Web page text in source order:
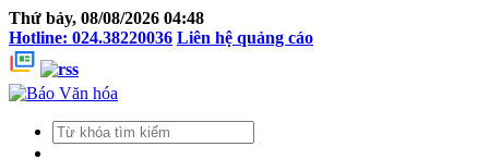
Thứ bảy, 08/08/2026 04:48
Hotline: 024.38220036 Liên hệ quảng cáo